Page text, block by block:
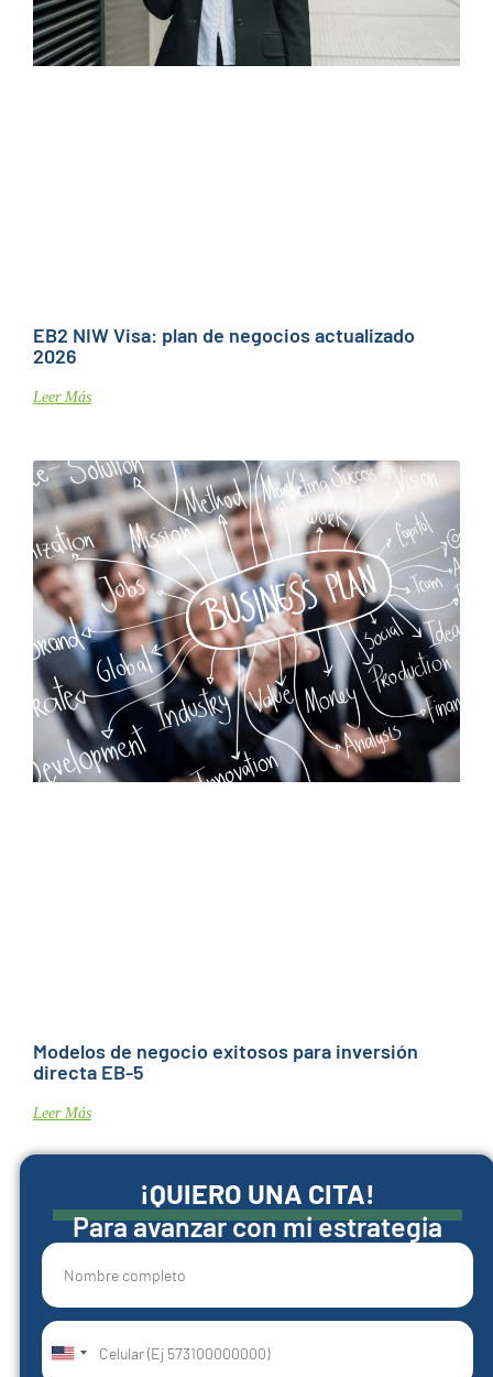
EB2 NIW Visa: plan de negocios actualizado
2026
Leer Más
Modelos de negocio exitosos para inversión
directa EB-5
Leer Más
¡QUIERO UNA CITA!
Para avanzar con mi estrategia
United